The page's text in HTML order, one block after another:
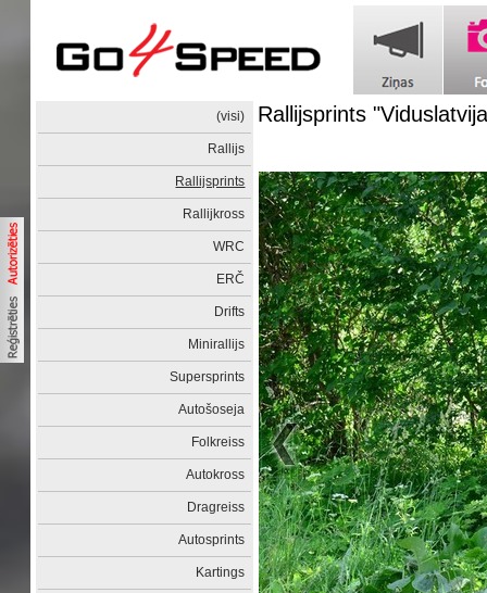
(visi)
Rallijs
Rallijsprints
Rallijkross
WRC
ERČ
Drifts
Minirallijs
Supersprints
Autošoseja
Folkreiss
Autokross
Dragreiss
Autosprints
Kartings
Rallijsprints